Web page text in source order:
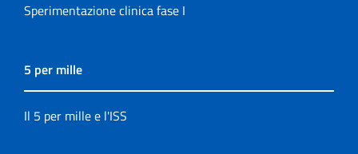
Sperimentazione clinica fase I
5 per mille
Il 5 per mille e l'ISS